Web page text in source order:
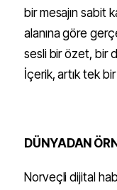
bir mesajın sabit
alanına göre
sesli bir özet, bir
İçerik, artık tek
DÜNYADAN
Norveçli dijital